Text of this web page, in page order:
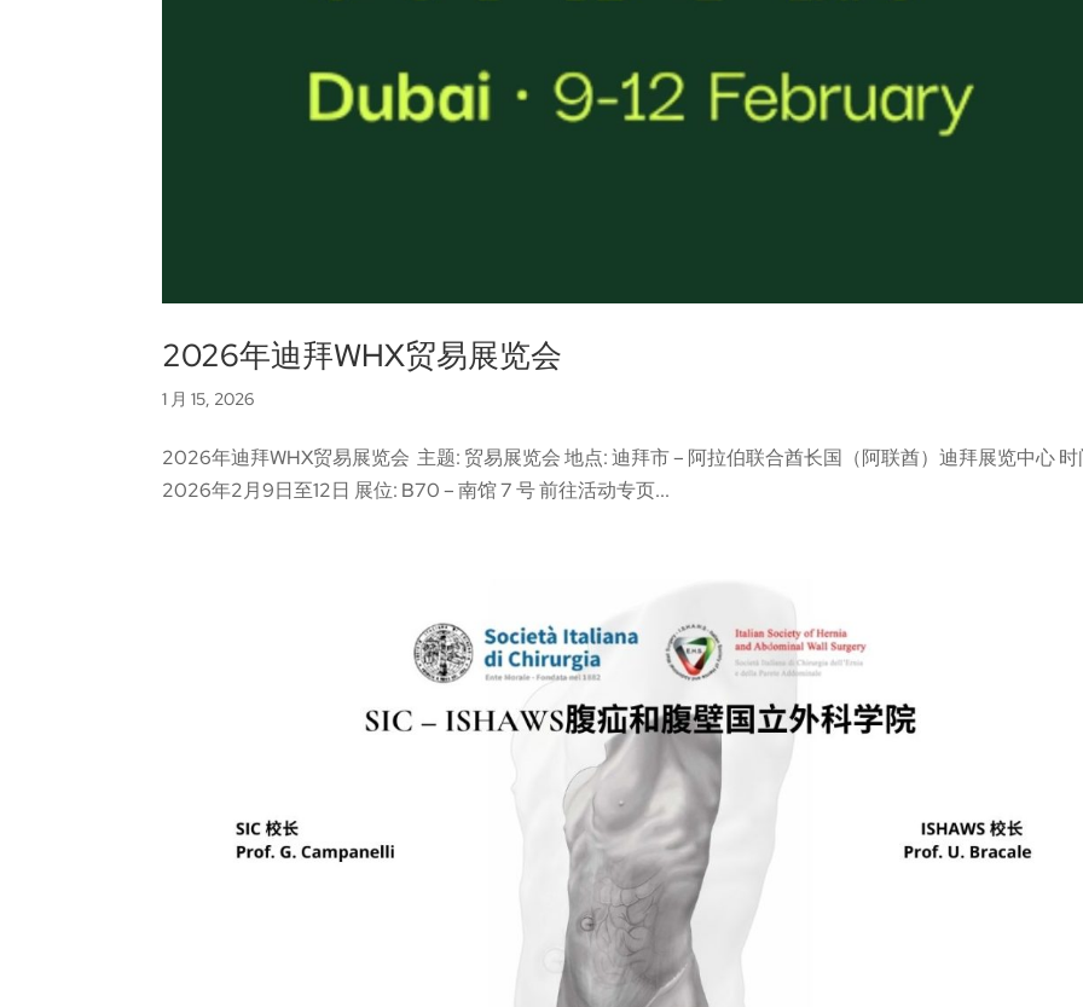
2026年迪拜WHX贸易展览会
1 月 15, 2026
2026年迪拜WHX贸易展览会 主题: 贸易展览会 地点: 迪拜市 – 阿拉伯联合酋长国（阿联酋）迪拜展览中心 时
2026年2月9日至12日 展位: B70 – 南馆 7 号 前往活动专页...